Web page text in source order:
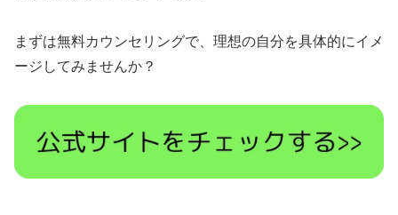
まずは無料カウンセリングで、理想の自分を具体的にイメ
ージしてみませんか？